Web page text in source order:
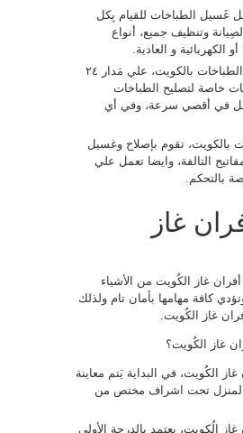
غَسيل الطباخات للقيام بِكل
وتنظيف جميع، أنواع
الكهربائية و العادية.
تعْمل فنّي غَسيل الطباخات بالكويت، علي مَدار ٢٤
خاصة لتصليح الطباخات
في أقصي سرعة، وفي أي
بالكويت، تقوم بإصلاح وغسيل
التالفة، وايضا تعمل علي
بالتحكم.
غاز
غاز الكُويت من الأشياء
كافة مهامها بأمان تام ولذلك
غاز الكُويت.
غاز الكُويت؟
الكُويت، في البداية يَتم معاينة
بالمنزل تحت اشراف مختص من
الُكويت، يعتمد بالدرجة الأولي